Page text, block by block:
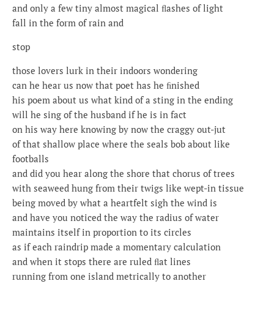
and only a few tiny almost magical ﬂashes of light
fall in the form of rain and
stop
those lovers lurk in their indoors wondering
can he hear us now that poet has he ﬁnished
his poem about us what kind of a sting in the ending
will he sing of the husband if he is in fact
on his way here knowing by now the craggy out-jut
of that shallow place where the seals bob about like
footballs
and did you hear along the shore that chorus of trees
with seaweed hung from their twigs like wept-in tissue
being moved by what a heartfelt sigh the wind is
and have you noticed the way the radius of water
maintains itself in proportion to its circles
as if each raindrip made a momentary calculation
and when it stops there are ruled ﬂat lines
running from one island metrically to another